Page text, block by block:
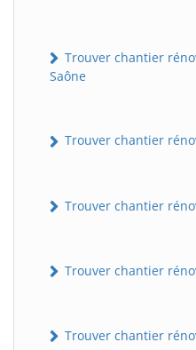
Trouver chantier
Saône
Trouver chantier
Trouver chantier
Trouver chantier
Trouver chantier